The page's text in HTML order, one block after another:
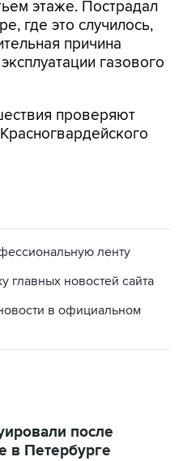
этаже. Пострадал
где это случилось,
причина
газового
проверяют
ленту
главных новостей сайта
в официальном
после
в Петербурге